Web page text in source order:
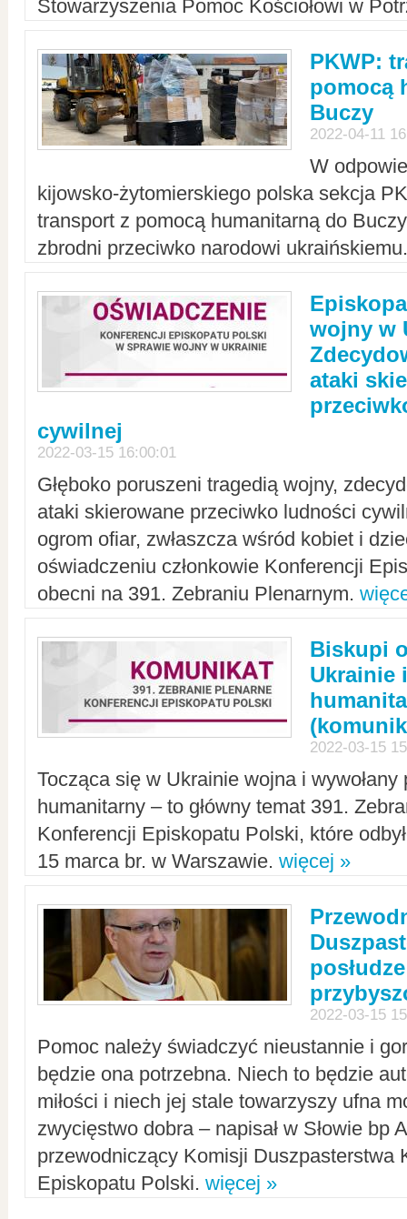
Stowarzyszenia Pomoc Kościołowi w
PKWP:
pomocą
Buczy
2022-04-11
W
kijowsko-żytomierskiego polska sekcja
transport z pomocą humanitarną do
zbrodni przeciwko narodowi
wojny w
ataki
cywilnej
2022-03-15 16:00:01
Głęboko poruszeni tragedią wojny,
ataki skierowane przeciwko ludności
ogrom ofiar, zwłaszcza wśród kobiet i
oświadczeniu członkowie Konferencji
obecni na 391. Zebraniu Plenarnym.
Biskupi
Ukrainie
2022-03-15
Tocząca się w Ukrainie wojna i
humanitarny – to główny temat 391.
Konferencji Episkopatu Polski, które
15 marca br. w Warszawie. więcej »
2022-03-15
Pomoc należy świadczyć nieustannie i
będzie ona potrzebna. Niech to będzie
miłości i niech jej stale towarzyszy ufna
zwycięstwo dobra – napisał w Słowie bp
przewodniczący Komisji Duszpasterstwa
Episkopatu Polski. więcej »